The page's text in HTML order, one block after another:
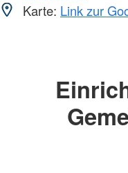
Karte: Link zur